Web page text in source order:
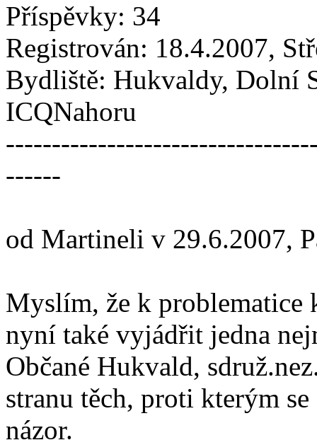
Příspěvky: 34
Registrován: 18.4.2007,
Bydliště: Hukvaldy, Dolní
ICQNahoru
------
od Martineli v 29.6.2007,
Myslím, že k problematice
nyní také vyjádřit jedna
Občané Hukvald,
stranu těch, proti kterým
názor.